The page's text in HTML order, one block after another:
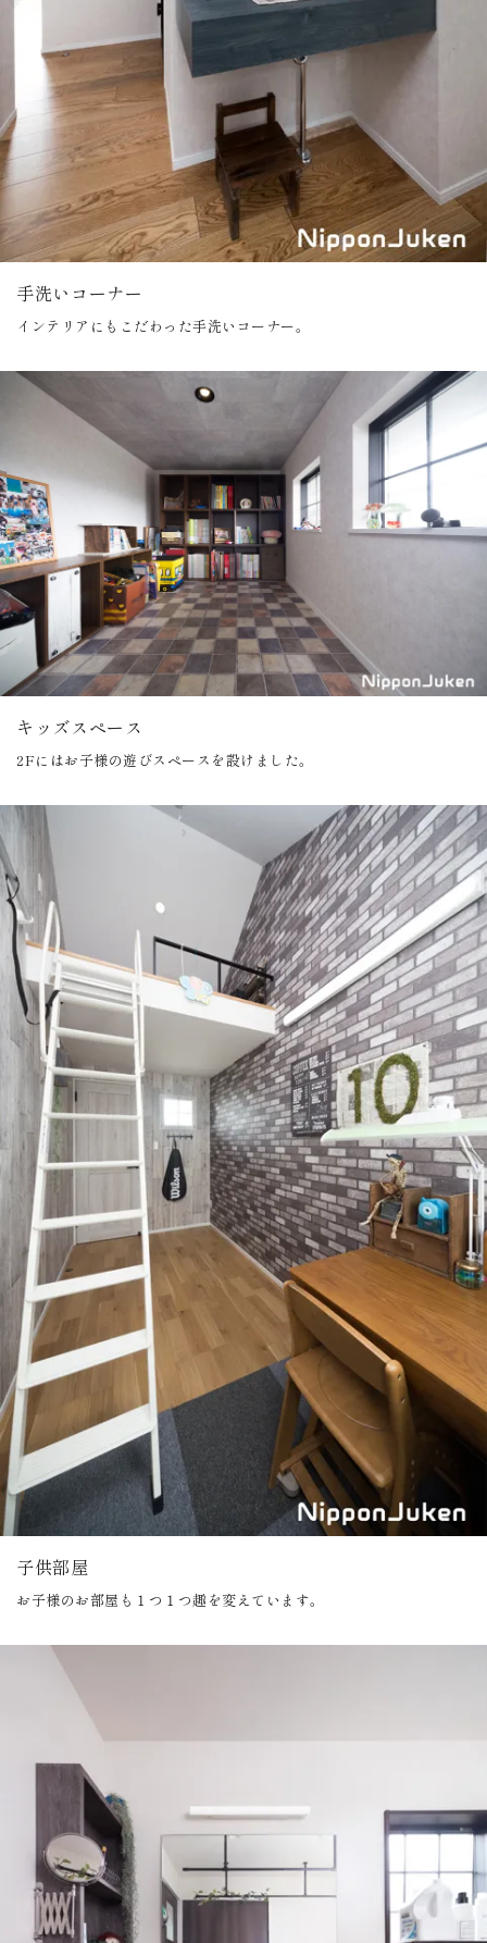
手洗いコーナー
インテリアにもこだわった手洗いコーナー。
キッズスペース
2Fにはお子様の遊びスペースを設けました。
子供部屋
お子様のお部屋も１つ１つ趣を変えています。